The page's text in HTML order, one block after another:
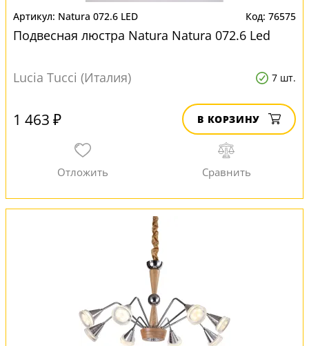
Natura 072.6 LED 76575
Подвесная люстра Natura Natura 072.6 Led
Lucia Tucci (Италия) 7 шт.
1 463 ₽ В КОРЗИНУ